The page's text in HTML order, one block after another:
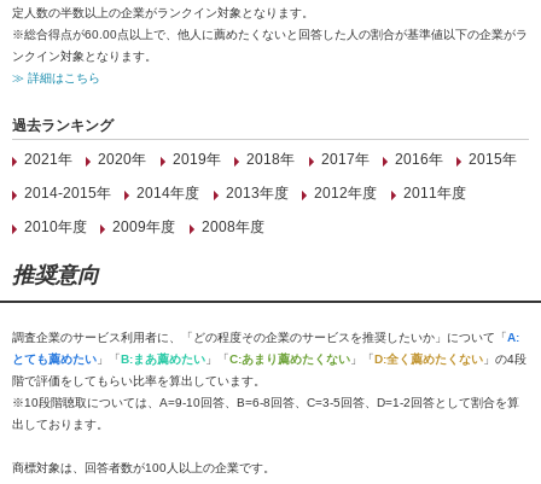
定人数の半数以上の企業がランクイン対象となります。
※総合得点が60.00点以上で、他人に薦めたくないと回答した人の割合が基準値以下の企業がラ
ンクイン対象となります。
≫ 詳細はこちら
過去ランキング
2021年
2020年 2019年 2018年 2017年 2016年
2015年
2014-2015年
2014年度 2013年度 2012年度
2011年度
2010年度
2009年度 2008年度
推奨意向
調査企業のサービス利用者に、「どの程度その企業のサービスを推奨したいか」について「A:
とても薦めたい 」「B:まあ薦めたい 」「C:あまり薦めたくない 」「D:全く薦めたくない 」の4段
階で評価をしてもらい比率を算出しています。
※10段階聴取については、A=9-10回答、B=6-8回答、C=3-5回答、D=1-2回答として割合を算
出しております。
商標対象は、回答者数が100人以上の企業です。